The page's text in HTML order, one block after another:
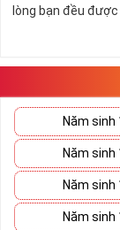
đạt, người có vị
thương trường. Sở
sẽ giúp bạn xây
doanh biến nó
tranh trên bàn
Ý nghĩa Sim Lục
lực của bậc đế
sẽ giúp chosim số
địa vị và tiền tài.
lòng bạn đều
Năm sinh
Năm sinh
Năm sinh
Năm sinh